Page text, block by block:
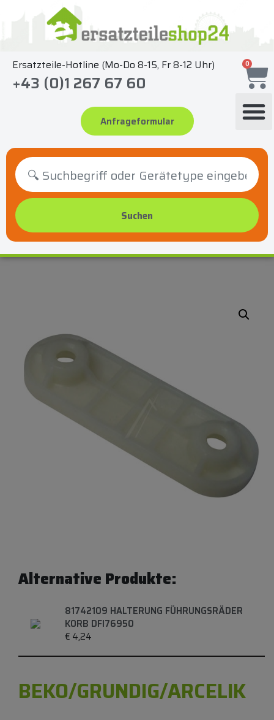
springen
Ersatzteile-Hotline (Mo-Do 8-15, Fr 8-12 Uhr)
+43 (0)1 267 67 60
Anfrageformular
0
Alternative Produkte:
81742109 HALTERUNG FÜHRUNGSRÄDER
KORB DFI76950
€ 4,24
BEKO/GRUNDIG/ARCELIK